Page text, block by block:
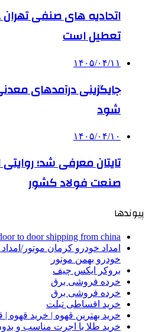
تعطیل است
۱۴۰۵/۰۴/۱۱
جایگزینی درآمدهای
شود
۱۴۰۵/۰۴/۱۰
تایتان معرفی شد؛ روایتی
صنعت فولاد کشور
پیوندها
to door shipping from china
امداد خودرو کرمان موتور/
خودرو بهمن موتور
بروکر ایکس چیف
خرده فروشی برق
خرده فروشی برق
خرید اقساطی تبلت
خرید بهترین قهوه | خرید قهوه |
خرید طلا با اجرت مناسب و